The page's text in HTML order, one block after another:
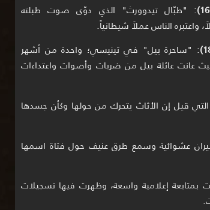
: "طبّال تيدوورث" الذي دوّى صوت طبلته
واعتبره الناس عملاً شيطانياً.
: "ساحرة بيل" في تينيسي؛ واحدة من أشهر
عانت عائلة بيل من ضربات وأصوات واعتداءات
التي قيل إن الأثاث يتحرك من حولها وكأن جسدها
عشوائية وسمع طرق عنيف حول فتاة اسمها
بمتابعة إعلامية واسعة، وظهرت فيها تسجيلات